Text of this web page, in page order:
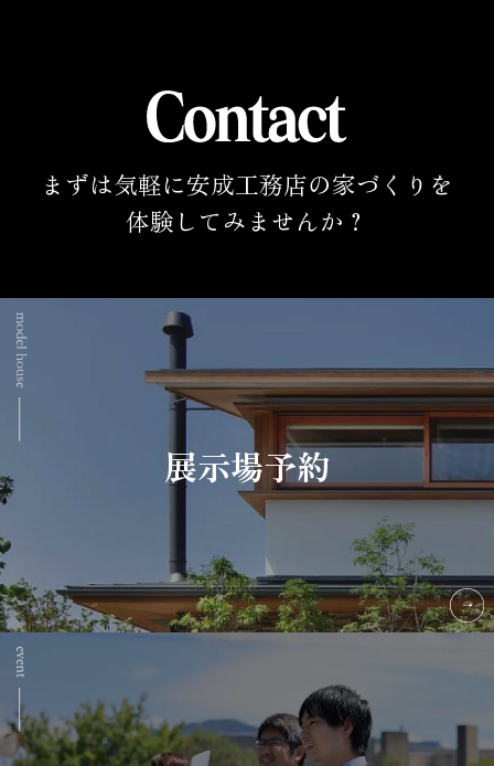
まずは気軽に安成工務店の家づくりを
体験してみませんか？
展示場予約